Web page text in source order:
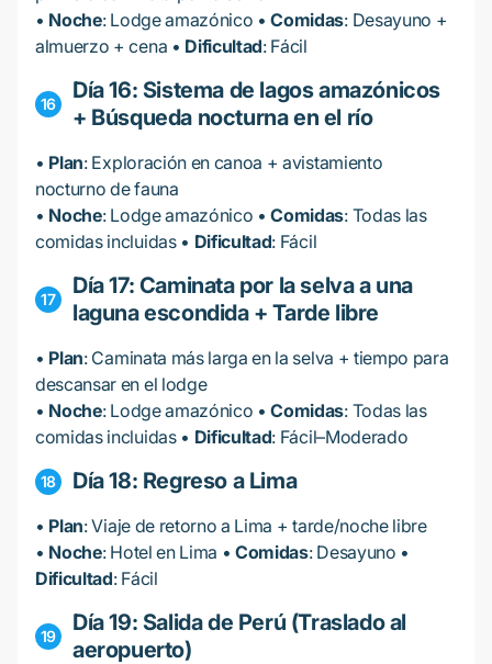
• Noche: Lodge amazónico •Comidas: Desayuno +
almuerzo + cena • Dificultad: Fácil
Día 16: Sistema de lagos amazónicos
+ Búsqueda nocturna en el río
• Plan: Exploración en canoa + avistamiento
nocturno de fauna
• Noche: Lodge amazónico •Comidas: Todas las
comidas incluidas • Dificultad: Fácil
Día 17: Caminata por la selva a una
laguna escondida + Tarde libre
• Plan: Caminata más larga en la selva + tiempo para
descansar en el lodge
• Noche: Lodge amazónico •Comidas: Todas las
comidas incluidas • Dificultad: Fácil–Moderado
Día 18: Regreso a Lima
• Plan: Viaje de retorno a Lima + tarde/noche libre
• Noche: Hotel en Lima •Comidas: Desayuno •
Dificultad: Fácil
Día 19: Salida de Perú (Traslado al
aeropuerto)